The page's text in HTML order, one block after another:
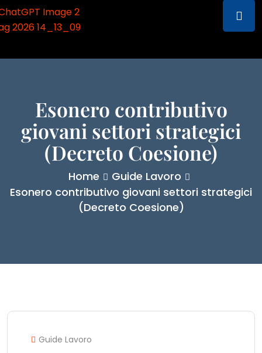
Esonero contributivo
giovani settori strategici
(Decreto Coesione)
Home
Guide Lavoro
Esonero contributivo giovani settori strategici
(Decreto Coesione)
Guide Lavoro